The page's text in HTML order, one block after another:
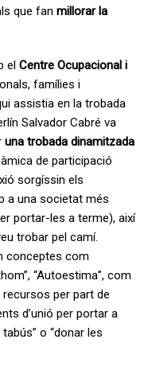
que fan millorar la
el Centre Ocupacional i
famílies i
assistia en la trobada
Salvador Cabré va
una trobada dinamitzada
de participació
sorgíssin els
a una societat més
portar-les a terme), així
trobar pel camí.
conceptes com
“Autoestima”, com
per part de
d’unió per portar a
o “donar les